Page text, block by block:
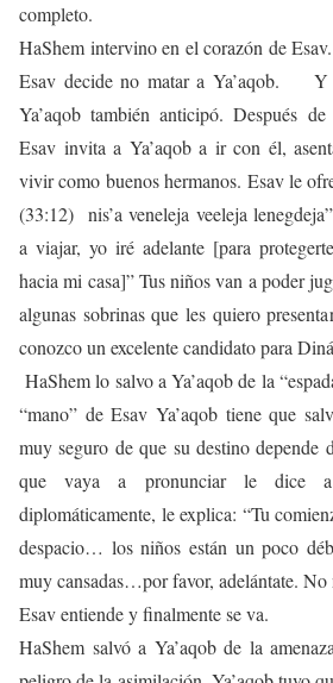
completo.
HaShem intervino en el corazón de
Esav decide no matar a Ya’aqob. Y
Ya’aqob también anticipó. Después
Esav invita a Ya’aqob a ir con él,
vivir como buenos hermanos. Esav le
(33:12) nis’a veneleja veeleja
a viajar, yo iré adelante [para
hacia mi casa]” Tus niños van a poder
algunas sobrinas que les quiero
conozco un excelente candidato para
HaShem lo salvo a Ya’aqob de la
“mano” de Esav Ya’aqob tiene que
muy seguro de que su destino depende
que vaya a pronunciar le dice
diplomáticamente, le explica: “Tu
despacio… los niños están un poco
muy cansadas…por favor, adelántate. No
Esav entiende y finalmente se va.
HaShem salvó a Ya’aqob de la